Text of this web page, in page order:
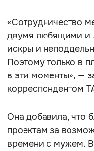
«Сотрудничество
двумя любящими и
искры и
Поэтому только в
в эти моменты», —
корреспондентом
Она добавила, что
проектам за
времени с мужем.